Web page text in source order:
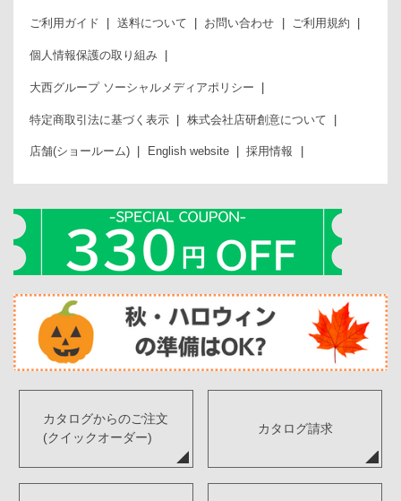
ご利用ガイド 送料について お問い合わせ ご利用規約
個人情報保護の取り組み
大西グループ ソーシャルメディアポリシー
特定商取引法に基づく表示 株式会社店研創意について
店舗(ショールーム) English website 採用情報
カタログからのご注文
(クイックオーダー)
カタログ請求